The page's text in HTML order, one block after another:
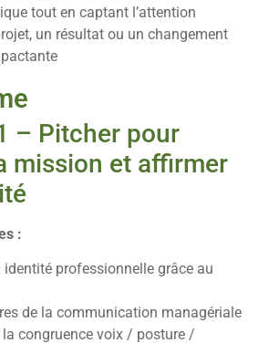
tout en captant l’attention
un résultat ou un changement
– Pitcher pour
mission et affirmer
:
identité professionnelle grâce au
de la communication managériale
la congruence voix / posture /